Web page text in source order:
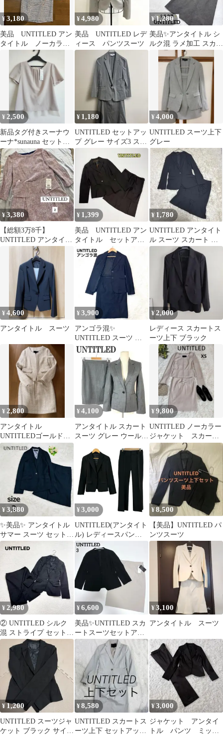
¥3,180
美品 UNTITLED アン
タイトル ノーカラー
ツイードスーツセッ
ト 3点セット
¥4,980
美品 UNTITLED レデ
ィース パンツスーツ
¥1,280
美品✨アンタイトル シ
ルク混 ラメ加工 スカー
トスーツ グレー M
¥ 2,500
新品タグ付きスーナウ
ーナ*sunauna セットア
ップ 36
¥ 1,180
UNTITLED セットアッ
プ グレー サイズ3 スカ
¥4,000
UNTITLED スーツ上下
グレー
¥3,380
【総額3万8千】
UNTITLED アンタイト
ル 上下セットアップ
¥ 1,399
美品 UNTITLED アン
タイトル セットアッ
プ スーツ ジャケッ
ト スカート
¥ 1,780
UNTITLED アンタイト
ル スーツ スカート セ
ットアップ 1B
¥4,600
アンタイトル スーツ
¥ 3,900
アンゴラ混✨
UNTITLED スーツ セ
ットアップ スカート 黒
Mサイズ相当
¥2,000
レディース スカートス
ーツ上下 ブラック
¥2,800
アンタイトル
UNTITLEDゴールドラ
メツイードスーツベー
ジュ系卒業式入学式
¥ 4,100
アンタイトル スカート
スーツ グレー ウール
¥9,800
UNTITLED ノーカラー
ジャケット スカー
ト セットアップ ウ
ール100%
¥3,880
✨美品✨ アンタイトル
サマー スーツ セット
シルク 背抜き M
¥ 3,000
UNTITLED(アンタイト
ル) レディースパンツ
スーツ レディース - 黒
3点セット
¥8,500
【美品】UNTITLED パ
ンツスーツ
¥ 2,980
② UNTITLED シルク
混 ストライプ セットア
ップ スーツ 黒 日本製
¥6,600
美品✨UNTITLED スカ
ートスーツセットアッ
プ 黒×グレージュ Lサ
イズ相当
¥3,100
アンタイトル スーツ
¥ 1,200
UNTITLED スーツジャ
ケット ブラック サイズ
¥8,580
UNTITLED スカートス
ーツ上下 セットアップ
¥3,000
ジャケット アンタイ
トル パンツ ミッシ